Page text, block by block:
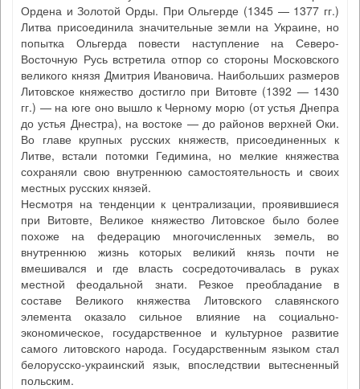
Ордена и Золотой Орды. При Ольгерде (1345 — 1377 гг.)
Литва присоединила значительные земли на Украине, но
попытка Ольгерда повести наступление на Северо-
Восточную Русь встретила отпор со стороны Московского
великого князя Дмитрия Ивановича. Наибольших размеров
Литовское княжество достигло при Витовте (1392 — 1430
гг.) — на юге оно вышло к Черному морю (от устья Днепра
до устья Днестра), на востоке — до районов верхней Оки.
Во главе крупных русских княжеств, присоединенных к
Литве, встали потомки Гедимина, но мелкие княжества
сохраняли свою внутреннюю самостоятельность и своих
местных русских князей.
Несмотря на тенденции к централизации, проявившиеся
при Витовте, Великое княжество Литовское было более
похоже на федерацию многочисленных земель, во
внутреннюю жизнь которых великий князь почти не
вмешивался и где власть сосредоточивалась в руках
местной феодальной знати. Резкое преобладание в
составе Великого княжества Литовского славянского
элемента оказало сильное влияние на социально-
экономическое, государственное и культурное развитие
самого литовского народа. Государственным языком стал
белорусско-украинский язык, впоследствии вытесненный
польским.